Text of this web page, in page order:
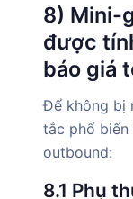
8) Mini-
được
báo giá
Để không bị
tắc phổ
outbound:
8.1 Phụ